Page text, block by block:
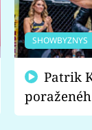
SHOWBYZNYS
fanoušci